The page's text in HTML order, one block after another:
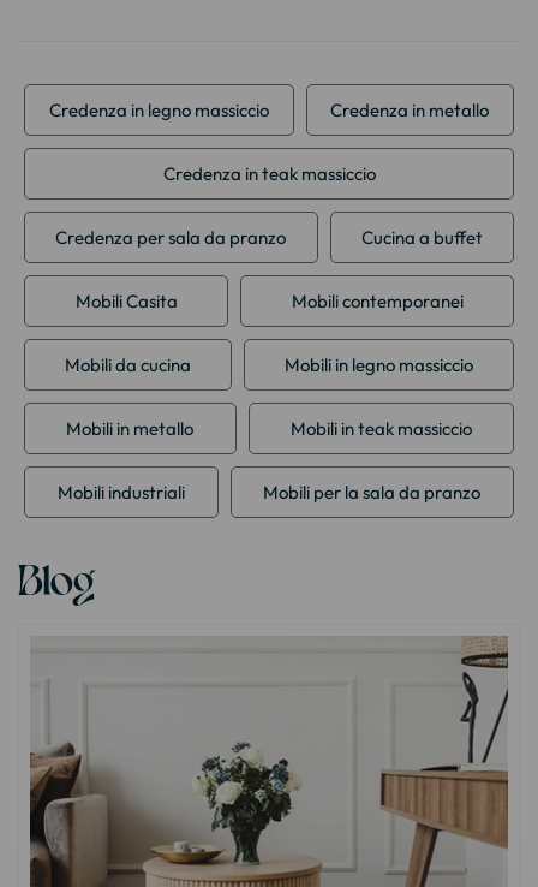
Credenza in legno massiccio Credenza in metallo
Credenza in teak massiccio
Credenza per sala da pranzo Cucina a buffet
Mobili Casita Mobili contemporanei
Mobili da cucina Mobili in legno massiccio
Mobili in metallo Mobili in teak massiccio
Mobili industriali Mobili per la sala da pranzo
Blog